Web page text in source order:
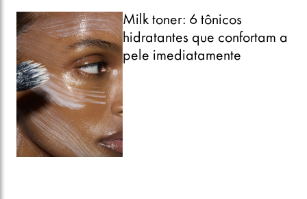
Milk toner: 6 tônicos
hidratantes que confortam a
pele imediatamente